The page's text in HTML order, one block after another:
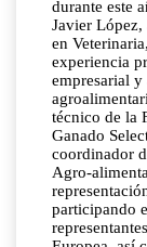
durante este
Javier
en
experiencia
empresarial
técnico de la
Ganado
coordinador
Agro-
participando